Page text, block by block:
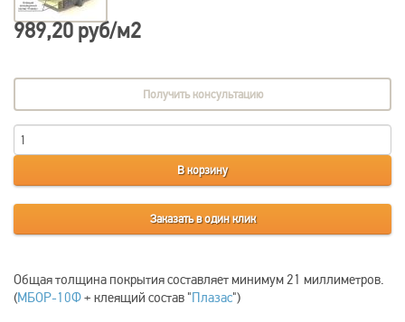
989,20 руб/м2
Получить консультацию
В корзину
Заказать в один клик
Общая толщина покрытия составляет минимум 21 миллиметров.
(МБОР-10Ф+ клеящий состав "Плазас")